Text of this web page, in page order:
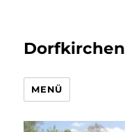
MENÜ